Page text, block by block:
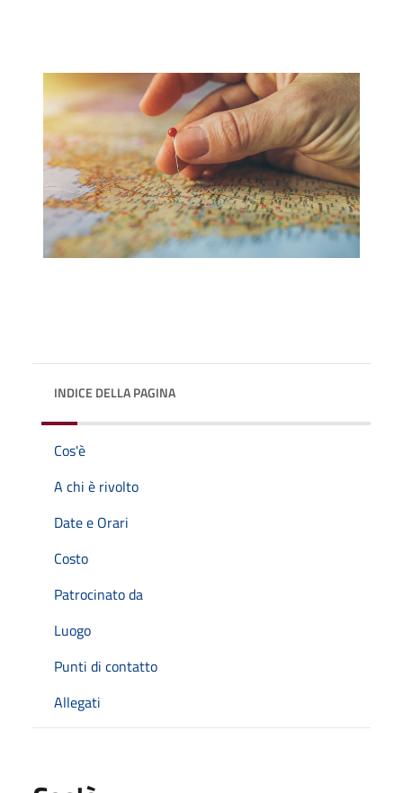
INDICE DELLA PAGINA
Cos'è
A chi è rivolto
Date e Orari
Costo
Patrocinato da
Luogo
Punti di contatto
Allegati